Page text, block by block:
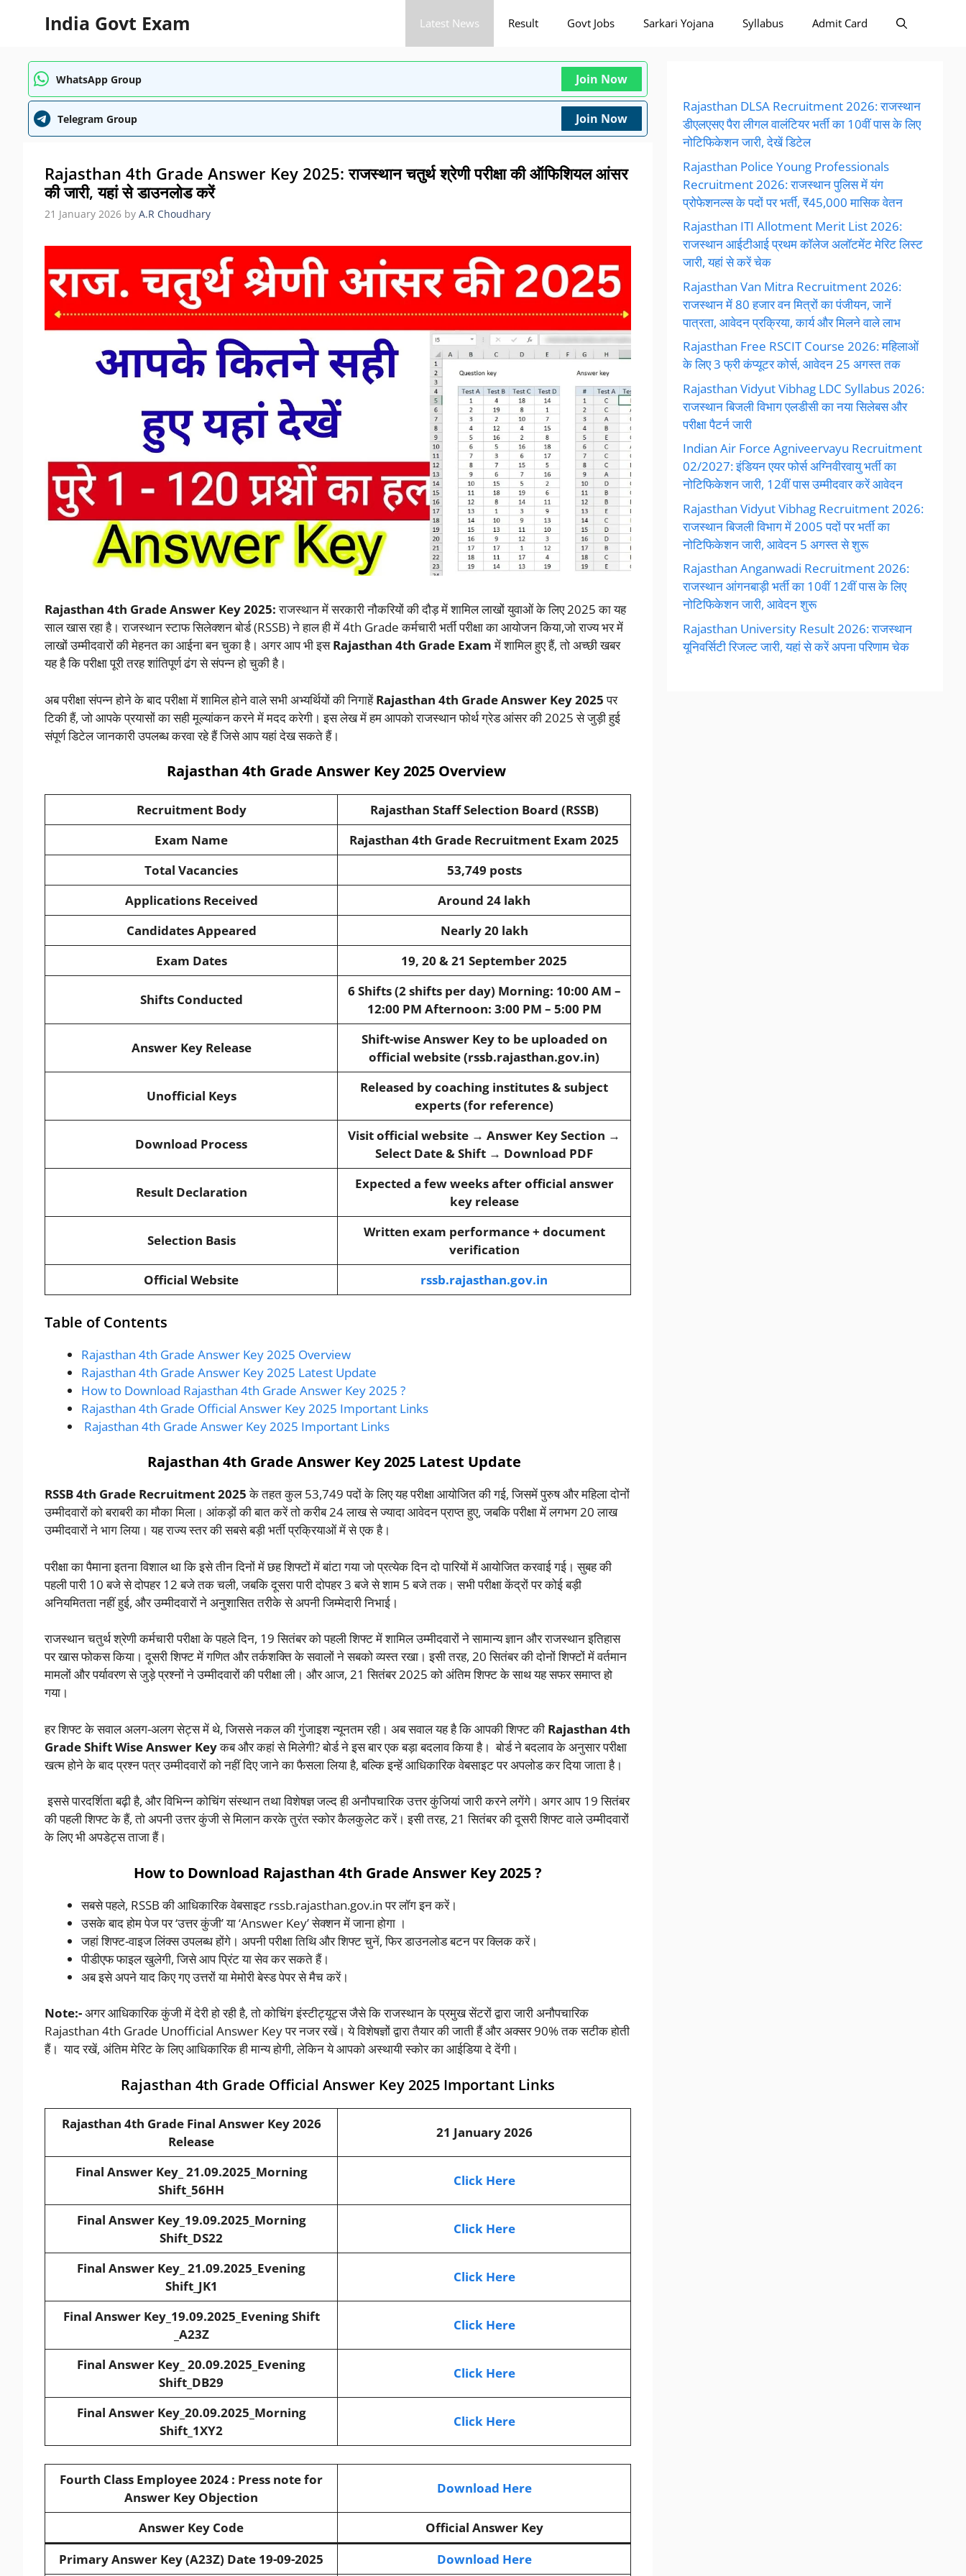
India Govt Exam Latest News Result Govt Jobs Sarkari Yojana Syllabus Admit Card
WhatsApp Group Join Now
Telegram Group Join Now
Rajasthan 4th Grade Answer Key 2025: राजस्थान चतुर्थ श्रेणी परीक्षा की ऑफिशियल आंसर
की जारी, यहां से डाउनलोड करें
21 January 2026 by A.R Choudhary
Rajasthan 4th Grade Answer Key 2025:राजस्थान में सरकारी नौकरियों की दौड़ में शामिल लाखों युवाओं के लिए 2025 का यह
साल खास रहा है। राजस्थान स्टाफ सिलेक्शन बोर्ड (RSSB) ने हाल ही में 4th Grade कर्मचारी भर्ती परीक्षा का आयोजन किया,जो राज्य भर में
लाखों उम्मीदवारों की मेहनत का आईना बन चुका है। अगर आप भी इसRajasthan 4th Grade Examमें शामिल हुए हैं, तो अच्छी खबर
यह है कि परीक्षा पूरी तरह शांतिपूर्ण ढंग से संपन्न हो चुकी है।
अब परीक्षा संपन्न होने के बाद परीक्षा में शामिल होने वाले सभी अभ्यर्थियों की निगाहेंRajasthan 4th Grade Answer Key 2025पर
टिकी हैं, जो आपके प्रयासों का सही मूल्यांकन करने में मदद करेगी। इस लेख में हम आपको राजस्थान फोर्थ ग्रेड आंसर की 2025 से जुड़ी हुई
संपूर्ण डिटेल जानकारी उपलब्ध करवा रहे हैं जिसे आप यहां देख सकते हैं।
Rajasthan 4th Grade Answer Key 2025 Overview
Recruitment Body
Rajasthan Staff Selection Board (RSSB)
Exam Name
Rajasthan 4th Grade Recruitment Exam 2025
Total Vacancies
53,749 posts
Applications Received
Around 24 lakh
Candidates Appeared
Nearly 20 lakh
Exam Dates
19, 20 & 21 September 2025
Shifts Conducted
6 Shifts (2 shifts per day) Morning: 10:00 AM –
12:00 PM Afternoon: 3:00 PM – 5:00 PM
Answer Key Release
Shift-wise Answer Key to be uploaded on
official website (rssb.rajasthan.gov.in)
Unofficial Keys
Released by coaching institutes & subject
experts (for reference)
Download Process
Visit official website → Answer Key Section →
Select Date & Shift → Download PDF
Result Declaration
Expected a few weeks after official answer
key release
Selection Basis
Written exam performance + document
verification
Official Website
rssb.rajasthan.gov.in
Table of Contents
Rajasthan 4th Grade Answer Key 2025 Overview
Rajasthan 4th Grade Answer Key 2025 Latest Update
How to Download Rajasthan 4th Grade Answer Key 2025 ?
Rajasthan 4th Grade Official Answer Key 2025 Important Links
Rajasthan 4th Grade Answer Key 2025 Important Links
Rajasthan 4th Grade Answer Key 2025 Latest Update
RSSB 4th Grade Recruitment 2025के तहत कुल 53,749 पदों के लिए यह परीक्षा आयोजित की गई, जिसमें पुरुष और महिला दोनों
उम्मीदवारों को बराबरी का मौका मिला। आंकड़ों की बात करें तो करीब 24 लाख से ज्यादा आवेदन प्राप्त हुए, जबकि परीक्षा में लगभग 20 लाख
उम्मीदवारों ने भाग लिया। यह राज्य स्तर की सबसे बड़ी भर्ती प्रक्रियाओं में से एक है।
परीक्षा का पैमाना इतना विशाल था कि इसे तीन दिनों में छह शिफ्टों में बांटा गया जो प्रत्येक दिन दो पारियों में आयोजित करवाई गई। सुबह की
पहली पारी 10 बजे से दोपहर 12 बजे तक चली, जबकि दूसरा पारी दोपहर 3 बजे से शाम 5 बजे तक। सभी परीक्षा केंद्रों पर कोई बड़ी
अनियमितता नहीं हुई, और उम्मीदवारों ने अनुशासित तरीके से अपनी जिम्मेदारी निभाई।
राजस्थान चतुर्थ श्रेणी कर्मचारी परीक्षा के पहले दिन, 19 सितंबर को पहली शिफ्ट में शामिल उम्मीदवारों ने सामान्य ज्ञान और राजस्थान इतिहास
पर खास फोकस किया। दूसरी शिफ्ट में गणित और तर्कशक्ति के सवालों ने सबको व्यस्त रखा। इसी तरह, 20 सितंबर की दोनों शिफ्टों में वर्तमान
मामलों और पर्यावरण से जुड़े प्रश्नों ने उम्मीदवारों की परीक्षा ली। और आज, 21 सितंबर 2025 को अंतिम शिफ्ट के साथ यह सफर समाप्त हो
गया।
हर शिफ्ट के सवाल अलग-अलग सेट्स में थे, जिससे नकल की गुंजाइश न्यूनतम रही। अब सवाल यह है कि आपकी शिफ्ट की Rajasthan 4th
Grade Shift Wise Answer Keyकब और कहां से मिलेगी? बोर्ड ने इस बार एक बड़ा बदलाव किया है। बोर्ड ने बदलाव के अनुसार परीक्षा
खत्म होने के बाद प्रश्न पत्र उम्मीदवारों को नहीं दिए जाने का फैसला लिया है, बल्कि इन्हें आधिकारिक वेबसाइट पर अपलोड कर दिया जाता है।
इससे पारदर्शिता बढ़ी है, और विभिन्न कोचिंग संस्थान तथा विशेषज्ञ जल्द ही अनौपचारिक उत्तर कुंजियां जारी करने लगेंगे। अगर आप 19 सितंबर
की पहली शिफ्ट के हैं, तो अपनी उत्तर कुंजी से मिलान करके तुरंत स्कोर कैलकुलेट करें। इसी तरह, 21 सितंबर की दूसरी शिफ्ट वाले उम्मीदवारों
के लिए भी अपडेट्स ताजा हैं।
How to Download Rajasthan 4th Grade Answer Key 2025 ?
सबसे पहले, RSSB की आधिकारिक वेबसाइट rssb.rajasthan.gov.in पर लॉग इन करें।
उसके बाद होम पेज पर ‘उत्तर कुंजी’ या ‘Answer Key’ सेक्शन में जाना होगा ।
जहां शिफ्ट-वाइज लिंक्स उपलब्ध होंगे। अपनी परीक्षा तिथि और शिफ्ट चुनें, फिर डाउनलोड बटन पर क्लिक करें।
पीडीएफ फाइल खुलेगी, जिसे आप प्रिंट या सेव कर सकते हैं।
अब इसे अपने याद किए गए उत्तरों या मेमोरी बेस्ड पेपर से मैच करें।
Note:-अगर आधिकारिक कुंजी में देरी हो रही है, तो कोचिंग इंस्टीट्यूट्स जैसे कि राजस्थान के प्रमुख सेंटरों द्वारा जारी अनौपचारिक
Rajasthan 4th Grade Unofficial Answer Key पर नजर रखें। ये विशेषज्ञों द्वारा तैयार की जाती हैं और अक्सर 90% तक सटीक होती
हैं। याद रखें, अंतिम मेरिट के लिए आधिकारिक ही मान्य होगी, लेकिन ये आपको अस्थायी स्कोर का आईडिया दे देंगी।
Rajasthan 4th Grade Official Answer Key 2025 Important Links
Rajasthan 4th Grade Final Answer Key 2026
Release
21 January 2026
Final Answer Key_ 21.09.2025_Morning
Shift_56HH
Click Here
Final Answer Key_19.09.2025_Morning
Shift_DS22
Click Here
Final Answer Key_ 21.09.2025_Evening
Shift_JK1
Click Here
Final Answer Key_19.09.2025_Evening Shift
_A23Z
Click Here
Final Answer Key_ 20.09.2025_Evening
Shift_DB29
Click Here
Final Answer Key_20.09.2025_Morning
Shift_1XY2
Click Here
Fourth Class Employee 2024 : Press note for
Answer Key Objection
Download Here
Answer Key Code
Official Answer Key
Primary Answer Key (A23Z) Date 19-09-2025
Download Here
Rajasthan DLSA Recruitment 2026: राजस्थान
डीएलएसए पैरा लीगल वालंटियर भर्ती का 10वीं पास के लिए
नोटिफिकेशन जारी, देखें डिटेल
Rajasthan Police Young Professionals
Recruitment 2026: राजस्थान पुलिस में यंग
प्रोफेशनल्स के पदों पर भर्ती, ₹45,000 मासिक वेतन
Rajasthan ITI Allotment Merit List 2026:
राजस्थान आईटीआई प्रथम कॉलेज अलॉटमेंट मेरिट लिस्ट
जारी, यहां से करें चेक
Rajasthan Van Mitra Recruitment 2026:
राजस्थान में 80 हजार वन मित्रों का पंजीयन, जानें
पात्रता, आवेदन प्रक्रिया, कार्य और मिलने वाले लाभ
Rajasthan Free RSCIT Course 2026: महिलाओं
के लिए 3 फ्री कंप्यूटर कोर्स, आवेदन 25 अगस्त तक
Rajasthan Vidyut Vibhag LDC Syllabus 2026:
राजस्थान बिजली विभाग एलडीसी का नया सिलेबस और
परीक्षा पैटर्न जारी
Indian Air Force Agniveervayu Recruitment
02/2027: इंडियन एयर फोर्स अग्निवीरवायु भर्ती का
नोटिफिकेशन जारी, 12वीं पास उम्मीदवार करें आवेदन
Rajasthan Vidyut Vibhag Recruitment 2026:
राजस्थान बिजली विभाग में 2005 पदों पर भर्ती का
नोटिफिकेशन जारी, आवेदन 5 अगस्त से शुरू
Rajasthan Anganwadi Recruitment 2026:
राजस्थान आंगनबाड़ी भर्ती का 10वीं 12वीं पास के लिए
नोटिफिकेशन जारी, आवेदन शुरू
Rajasthan University Result 2026: राजस्थान
यूनिवर्सिटी रिजल्ट जारी, यहां से करें अपना परिणाम चेक